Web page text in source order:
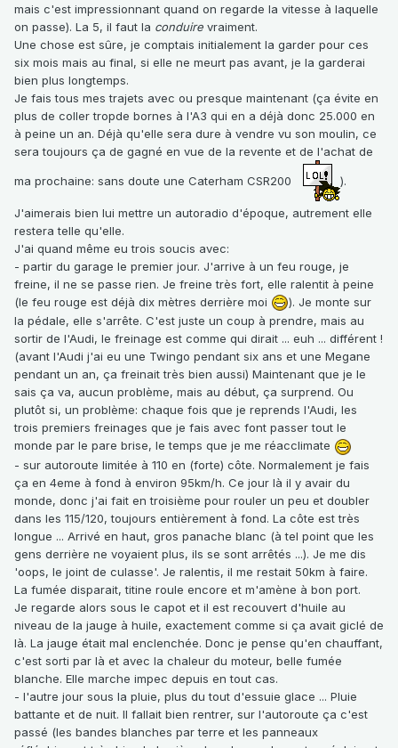
mais c'est impressionnant quand on regarde la vitesse à laquelle
on passe). La 5, il faut la conduire vraiment.
Une chose est sûre, je comptais initialement la garder pour ces
six mois mais au final, si elle ne meurt pas avant, je la garderai
bien plus longtemps.
Je fais tous mes trajets avec ou presque maintenant (ça évite en
plus de coller tropde bornes à l'A3 qui en a déjà donc 25.000 en
à peine un an. Déjà qu'elle sera dure à vendre vu son moulin, ce
sera toujours ça de gagné en vue de la revente et de l'achat de
ma prochaine: sans doute une Caterham CSR200 ).
J'aimerais bien lui mettre un autoradio d'époque, autrement elle
restera telle qu'elle.
J'ai quand même eu trois soucis avec:
- partir du garage le premier jour. J'arrive à un feu rouge, je
freine, il ne se passe rien. Je freine très fort, elle ralentit à peine
(le feu rouge est déjà dix mètres derrière moi
). Je monte sur
la pédale, elle s'arrête. C'est juste un coup à prendre, mais au
sortir de l'Audi, le freinage est comme qui dirait ... euh ... différent !
(avant l'Audi j'ai eu une Twingo pendant six ans et une Megane
pendant un an, ça freinait très bien aussi) Maintenant que je le
sais ça va, aucun problème, mais au début, ça surprend. Ou
plutôt si, un problème: chaque fois que je reprends l'Audi, les
trois premiers freinages que je fais avec font passer tout le
monde par le pare brise, le temps que je me réacclimate
- sur autoroute limitée à 110 en (forte) côte. Normalement je fais
ça en 4eme à fond à environ 95km/h. Ce jour là il y avair du
monde, donc j'ai fait en troisième pour rouler un peu et doubler
dans les 115/120, toujours entièrement à fond. La côte est très
longue ... Arrivé en haut, gros panache blanc (à tel point que les
gens derrière ne voyaient plus, ils se sont arrêtés ...). Je me dis
'oops, le joint de culasse'. Je ralentis, il me restait 50km à faire.
La fumée disparait, titine roule encore et m'amène à bon port.
Je regarde alors sous le capot et il est recouvert d'huile au
niveau de la jauge à huile, exactement comme si ça avait giclé de
là. La jauge était mal enclenchée. Donc je pense qu'en chauffant,
c'est sorti par là et avec la chaleur du moteur, belle fumée
blanche. Elle marche impec depuis en tout cas.
- l'autre jour sous la pluie, plus du tout d'essuie glace ... Pluie
battante et de nuit. Il fallait bien rentrer, sur l'autoroute ça c'est
passé (les bandes blanches par terre et les panneaux